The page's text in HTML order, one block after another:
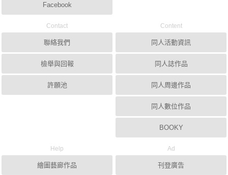
Facebook
Contact
聯絡我們
檢舉與回報
許願池
Content
同人活動資訊
同人誌作品
同人周邊作品
同人數位作品
BOOKY
Help
繪圖藝廊作品
Ad
刊登廣告